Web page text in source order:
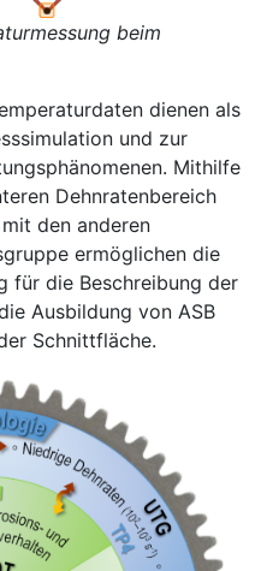
beim
dienen als
und zur
Mithilfe
Dehnratenbereich
den anderen
ermöglichen die
für die Beschreibung der
Ausbildung von ASB
Schnittfläche.